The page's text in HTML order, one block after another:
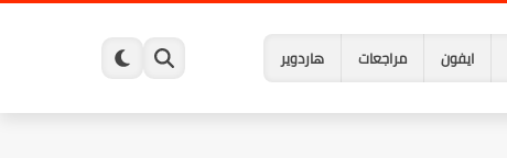
ايفون مراجعات هاردوير